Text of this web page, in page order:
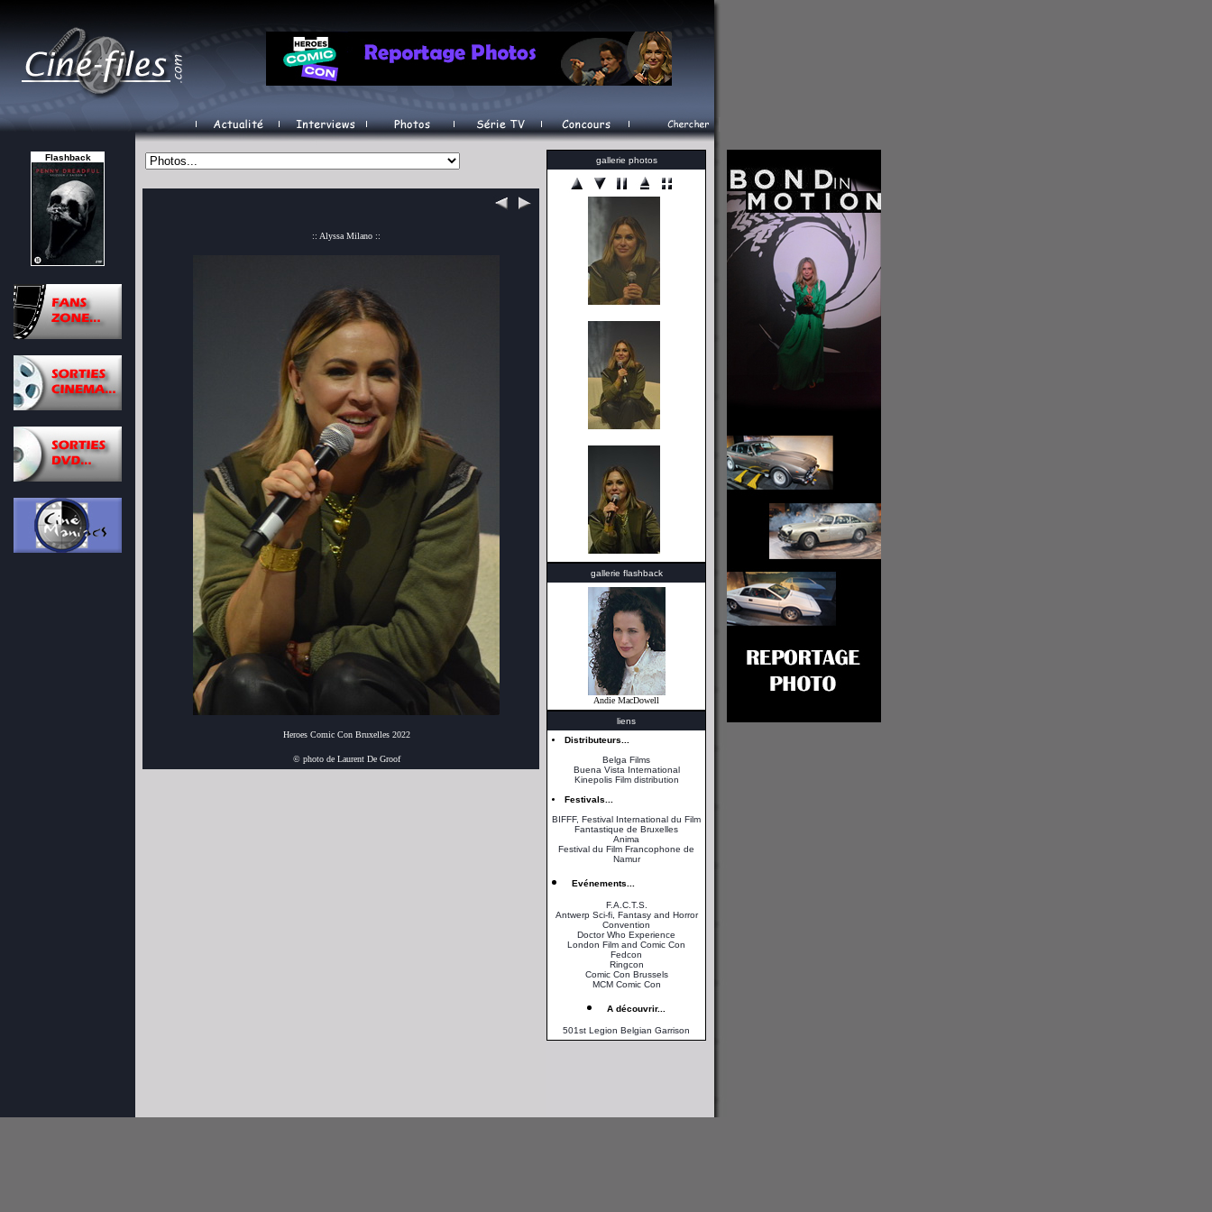
Flashback
:: Alyssa Milano ::
Heroes Comic Con Bruxelles 2022
© photo de Laurent De Groof
gallerie photos
gallerie flashback
Andie MacDowell
liens
Distributeurs...
Belga Films
Buena Vista International
Kinepolis Film distribution
Festivals...
BIFFF, Festival International du Film
Fantastique de Bruxelles
Anima
Festival du Film Francophone de
Namur
Evénements...
F.A.C.T.S.
Antwerp Sci-fi, Fantasy and Horror
Convention
Doctor Who Experience
London Film and Comic Con
Fedcon
Ringcon
Comic Con Brussels
MCM Comic Con
A découvrir...
501st Legion Belgian Garrison